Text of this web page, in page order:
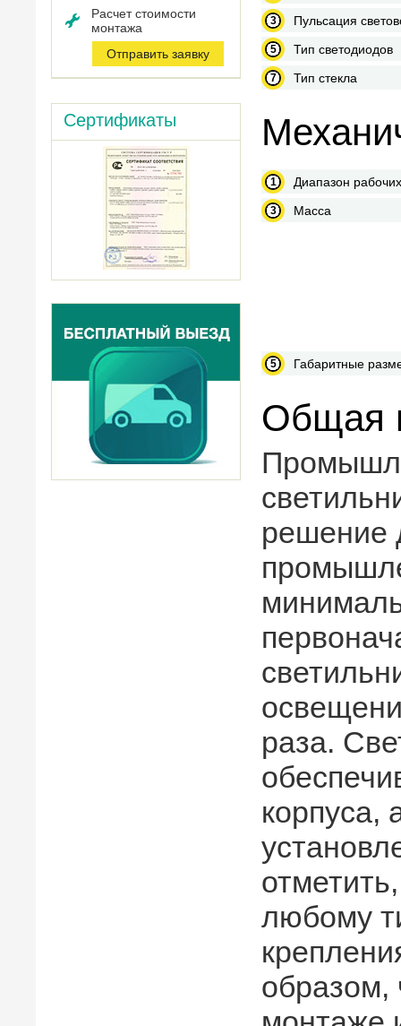
Расчет стоимости
монтажа
Отправить заявку
Сертификаты
Пульсация
Тип светодиодов
Тип стекла
Диапазон
Масса
Габаритные
Общая
решение
раза.
корпуса,
любому
образом,